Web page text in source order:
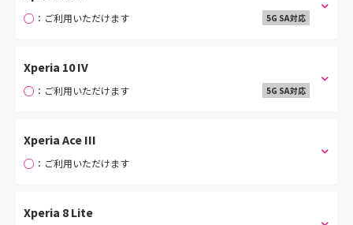
○ ：ご利用いただけます 5G SA対応
Xperia 10 IV
○ ：ご利用いただけます 5G SA対応
Xperia Ace III
○ ：ご利用いただけます
Xperia 8 Lite